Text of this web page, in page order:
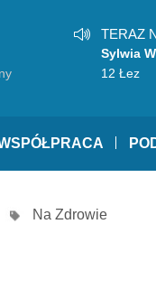
TERAZ
Sylwia
12 Łez
Na Zdrowie